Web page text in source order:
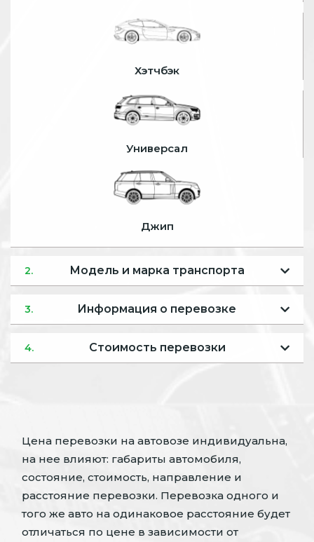
Хэтчбэк
Универсал
Джип
2. Модель и марка транспорта
3. Информация о перевозке
4. Стоимость перевозки
Цена перевозки на автовозе индивидуальна,
на нее влияют: габариты автомобиля,
состояние, стоимость, направление и
расстояние перевозки. Перевозка одного и
того же авто на одинаковое расстояние будет
отличаться по цене в зависимости от